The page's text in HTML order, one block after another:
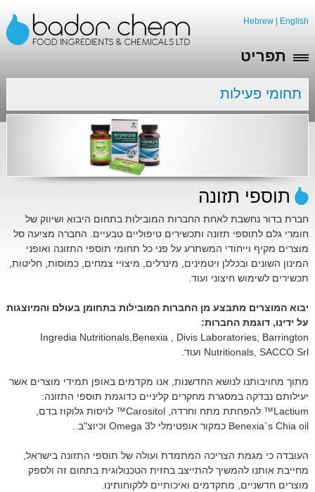
Hebrew English
תפריט
תחומי פעילות
תוספי תזונה
חברת בדור נחשבת לאחת החברות המובילות בתחום היבוא ושיווק של
חומרי גלם לתוספי תזונה ותכשירים טיפוליים טבעיים. החברה מציעה סל
מוצרים מקיף וייחודי המשתרע על פני כל תחומי תוספי התזונה ואופני
המינון השונים ובכללן ויטמינים, מינרלים, מיצויי צמחים, כמוסות, חליטות,
תכשירים לשימוש חיצוני ועוד.
יבוא המוצרים מתבצע מן החברות המובילות בתחומן בעולם והמיוצגות
על ידינו, דוגמת החברות:
Ingredia Nutritionals,Benexia , Divis Laboratories, Barrington
Nutritionals, SACCO Srl ועוד.
מתוך מחויבותנו לנושא החדשנות, אנו מקדמים באופן תמידי מוצרים אשר
יעילותם נבדקה במסגרת מחקרים קליניים כדוגמת תוספי התזונה:
Lactium™ להפחתת מתח וחרדה, Carositol™ לויסות גלוקוז בדם,
Benexia`s Chia oil כמקור אופטימלי לOmega 3 וכיוצ"ב..
העובדה כי מגמת הצריכה המתמדת ועולה של תוספי התזונה בישראל,
מחייבת אותנו להמשיך להתייצב בחזית הטכנולוגית בתחום זה ולספק
מוצרים חדשניים, מתקדמים ואיכותיים ללקוחותינו.